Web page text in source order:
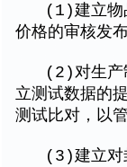
(1)建立物品
价格的审核发
(2)对生产制
立测试数据的
测试比对，以
(3)建立对封